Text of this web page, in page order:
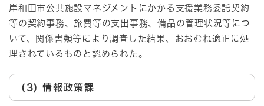
岸和田市公共施設マネジメントにかかる支援業務委託契約
等の契約事務、旅費等の支出事務、備品の管理状況等につ
いて、関係書類等により調査した結果、おおむね適正に処
理されているものと認められた。
(3) 情報政策課